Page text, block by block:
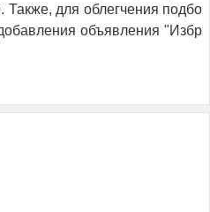
Также, для облегчения подбо
объявления "Избр